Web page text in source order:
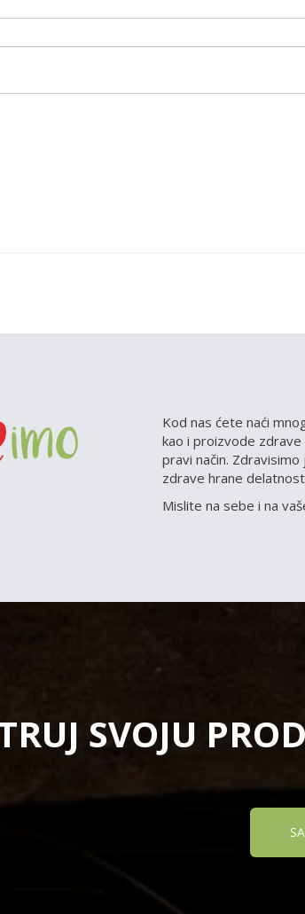
Kod nas ćete naći
kao i proizvode
pravi način.
zdrave hrane
Mislite na sebe i na
SVOJU